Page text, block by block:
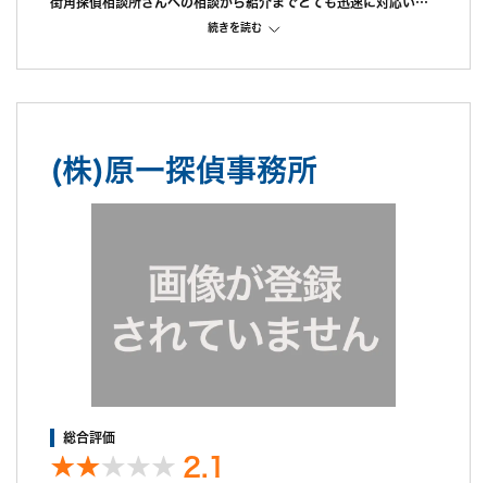
だきました。小さな子供がいたため、最寄り駅のファミレスでお
だきました。調査中もラインにて現状報告をして下さり、調査日
分満足できる結果でした。とても感謝しています。
クでプラン契約していたため、その時間が余っても切り捨てとな
もあるので、私は結果として余りましたが、納得しています。
続きを読む
(株)原一探偵事務所
総合評価
2.1